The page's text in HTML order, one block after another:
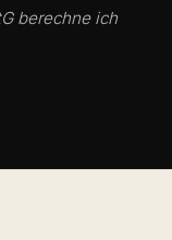
berechne ich